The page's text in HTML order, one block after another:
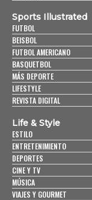
Sports Illustrated
FUTBOL
BEISBOL
FUTBOL AMERICANO
BASQUETBOL
MÁS DEPORTE
LIFESTYLE
REVISTA DIGITAL
Life & Style
ESTILO
ENTRETENIMIENTO
DEPORTES
CINE Y TV
MÚSICA
VIAJES Y GOURMET